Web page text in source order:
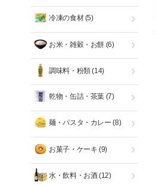
冷凍の食材(5)
お米・雑穀・お餅 (6)
調味料・粉類(14)
乾物・缶詰・茶葉 (7)
麺・パスタ・カレー (8)
お菓子・ケーキ (9)
水・飲料・お酒(12)